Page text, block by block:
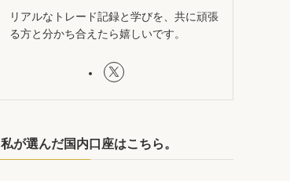
リアルなトレード記録と学びを、共に頑張
る方と分かち合えたら嬉しいです。
私が選んだ国内口座はこちら。